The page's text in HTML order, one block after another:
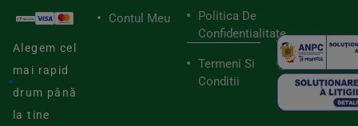
Alegem cel
mai rapid
drum până
la tine
Contul Meu
Politica De
Confidentialitate
Termeni Si
Conditii